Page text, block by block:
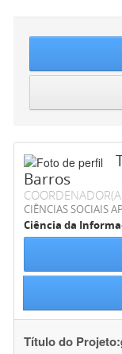
Barros
CIÊNCIAS SOCIAIS
Ciência da
Título do Projeto: